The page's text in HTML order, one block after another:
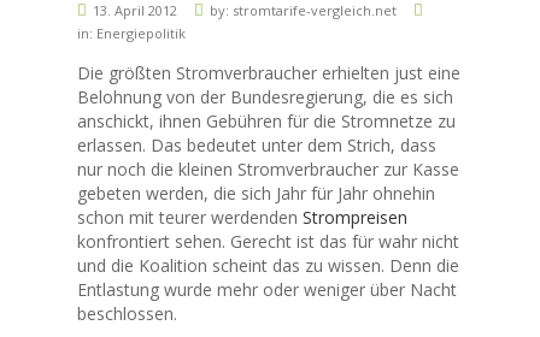
13. April 2012 by: stromtarife-vergleich.net
in: Energiepolitik
Die größten Stromverbraucher erhielten just eine
Belohnung von der Bundesregierung, die es sich
anschickt, ihnen Gebühren für die Stromnetze zu
erlassen. Das bedeutet unter dem Strich, dass
nur noch die kleinen Stromverbraucher zur Kasse
gebeten werden, die sich Jahr für Jahr ohnehin
schon mit teurer werdenden Strompreisen
konfrontiert sehen. Gerecht ist das für wahr nicht
und die Koalition scheint das zu wissen. Denn die
Entlastung wurde mehr oder weniger über Nacht
beschlossen.